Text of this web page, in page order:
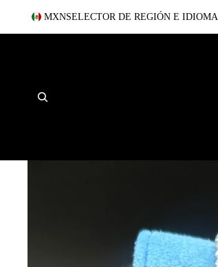
MXNSELECTOR DE REGIÓN E IDIOMA